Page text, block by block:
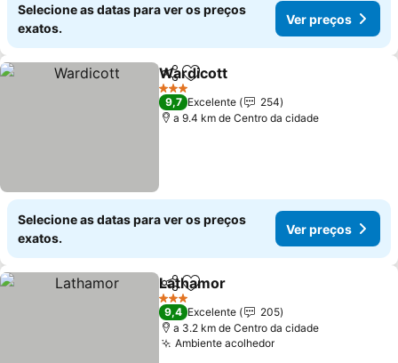
Selecione as datas para ver os preços
exatos.
Ver preços
PartilharAdicionar aos favoritos
Wardicott
3 Estrelas
9,7 Excelente
254
a 9.4 km de Centro da cidade
Selecione as datas para ver os preços
exatos.
Ver preços
PartilharAdicionar aos favoritos
Lathamor
3 Estrelas
9,4 Excelente
205
a 3.2 km de Centro da cidade
Ambiente acolhedor